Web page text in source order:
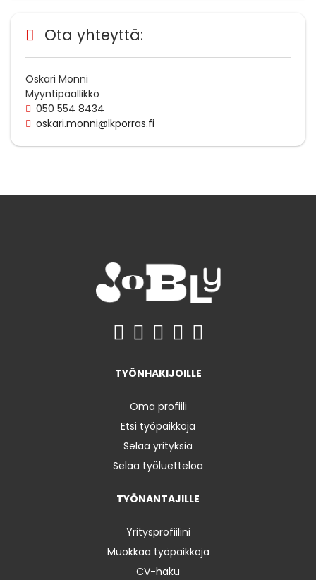
Ota yhteyttä:
Oskari Monni
Myyntipäällikkö
050 554 8434
oskari.monni@lkporras.fi
TYÖNHAKIJOILLE
Oma profiili
Etsi työpaikkoja
Selaa yrityksiä
Selaa työluetteloa
TYÖNANTAJILLE
Yritysprofiilini
Muokkaa työpaikkoja
CV-haku